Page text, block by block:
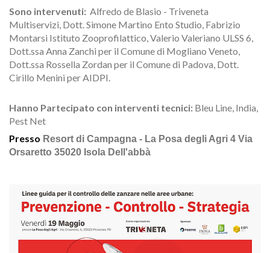
Sono intervenuti: Alfredo de Blasio - Triveneta
Multiservizi, Dott. Simone Martino Ento Studio, Fabrizio
Montarsi Istituto Zooprofilattico, Valerio Valeriano ULSS 6,
Dott.ssa Anna Zanchi per il Comune di Mogliano Veneto,
Dott.ssa Rossella Zordan per il Comune di Padova, Dott.
Cirillo Menini per AIDPI.
Hanno Partecipato con interventi tecnici: Bleu Line, India,
Pest Net
Presso Resort di Campagna - La Posa degli Agri 4 Via
Orsaretto 35020 Isola Dell'abbà